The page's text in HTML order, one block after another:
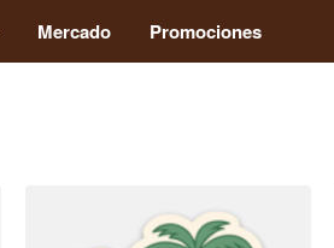
Mercado Promociones